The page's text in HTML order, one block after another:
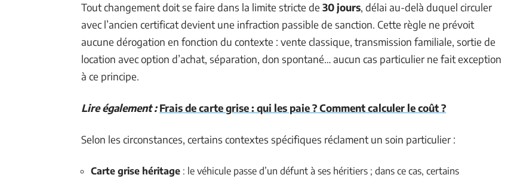
Tout changement doit se faire dans la limite stricte de 30 jours, délai au-delà duquel circuler
avec l’ancien certificat devient une infraction passible de sanction. Cette règle ne prévoit
aucune dérogation en fonction du contexte : vente classique, transmission familiale, sortie de
location avec option d’achat, séparation, don spontané… aucun cas particulier ne fait exception
à ce principe.
Lire également : Frais de carte grise : qui les paie ? Comment calculer le coût ?
Selon les circonstances, certains contextes spécifiques réclament un soin particulier :
Carte grise héritage : le véhicule passe d’un défunt à ses héritiers ; dans ce cas, certains